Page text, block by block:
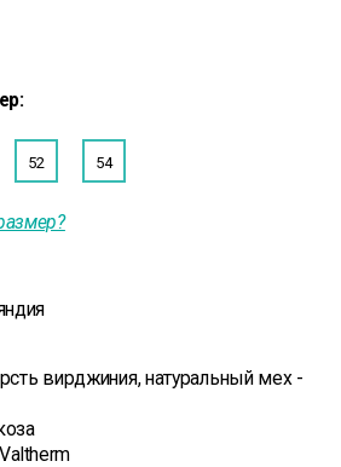
52 54
вирджиния, натуральный мех -